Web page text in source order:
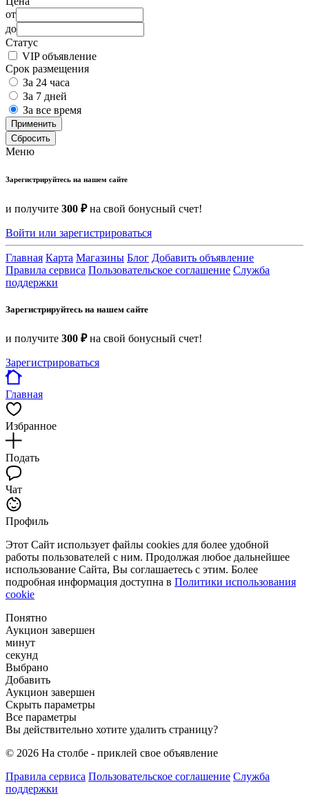
от
до
Статус
VIP объявление
Срок размещения
За 24 часа
За 7 дней
За все время
Применить
Сбросить
Меню
Зарегистрируйтесь на нашем сайте
и получите 300 ₽на свой бонусный счет!
Войти или зарегистрироваться
Главная Карта Магазины Блог Добавить объявление
Правила сервиса Пользовательское соглашение Служба
поддержки
Зарегистрируйтесь на нашем сайте
и получите 300 ₽на свой бонусный счет!
Зарегистрироваться
Главная
Избранное
Подать
Чат
Профиль
Этот Сайт использует файлы cookies для более удобной
работы пользователей с ним. Продолжая любое дальнейшее
использование Сайта, Вы соглашаетесь с этим. Более
подробная информация доступна в Политики использования
cookie
Понятно
Аукцион завершен
минут
секунд
Выбрано
Добавить
Аукцион завершен
Скрыть параметры
Все параметры
Вы действительно хотите удалить страницу?
© 2026 На столбе - приклей свое объявление
Правила сервиса Пользовательское соглашение Служба
поддержки